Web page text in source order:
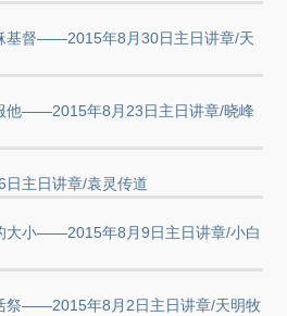
督——2015年8月30日主日讲章/天
他——2015年8月23日主日讲章/晓峰
主日讲章/袁灵传道
小——2015年8月9日主日讲章/小白
——2015年8月2日主日讲章/天明牧